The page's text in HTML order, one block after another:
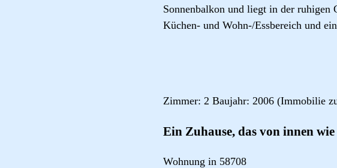
Sonnenbalkon und liegt in der ruhigen
Küchen- und Wohn-/Essbereich und
Zimmer: 2 Baujahr: 2006 (Immobilie
Ein Zuhause, das von innen
Wohnung in 58708